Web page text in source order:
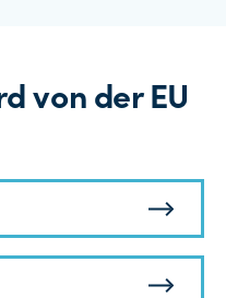
von der EU